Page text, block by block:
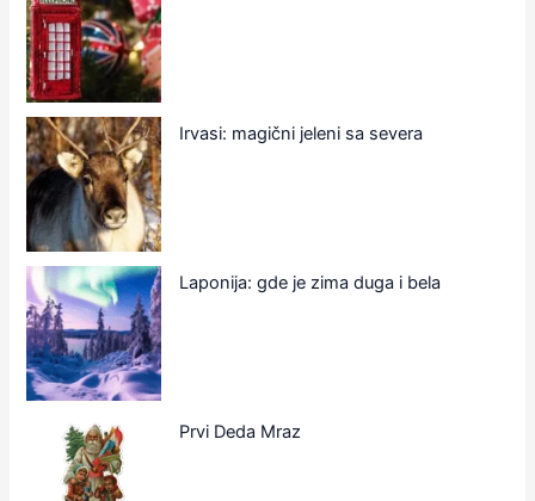
Irvasi: magični jeleni sa severa
Laponija: gde je zima duga i bela
Prvi Deda Mraz